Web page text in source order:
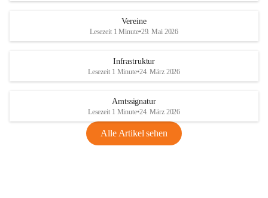
Vereine
Lesezeit 1 Minute•29. Mai 2026
Infrastruktur
Lesezeit 1 Minute•24. März 2026
Amtssignatur
Lesezeit 1 Minute•24. März 2026
Alle Artikel sehen